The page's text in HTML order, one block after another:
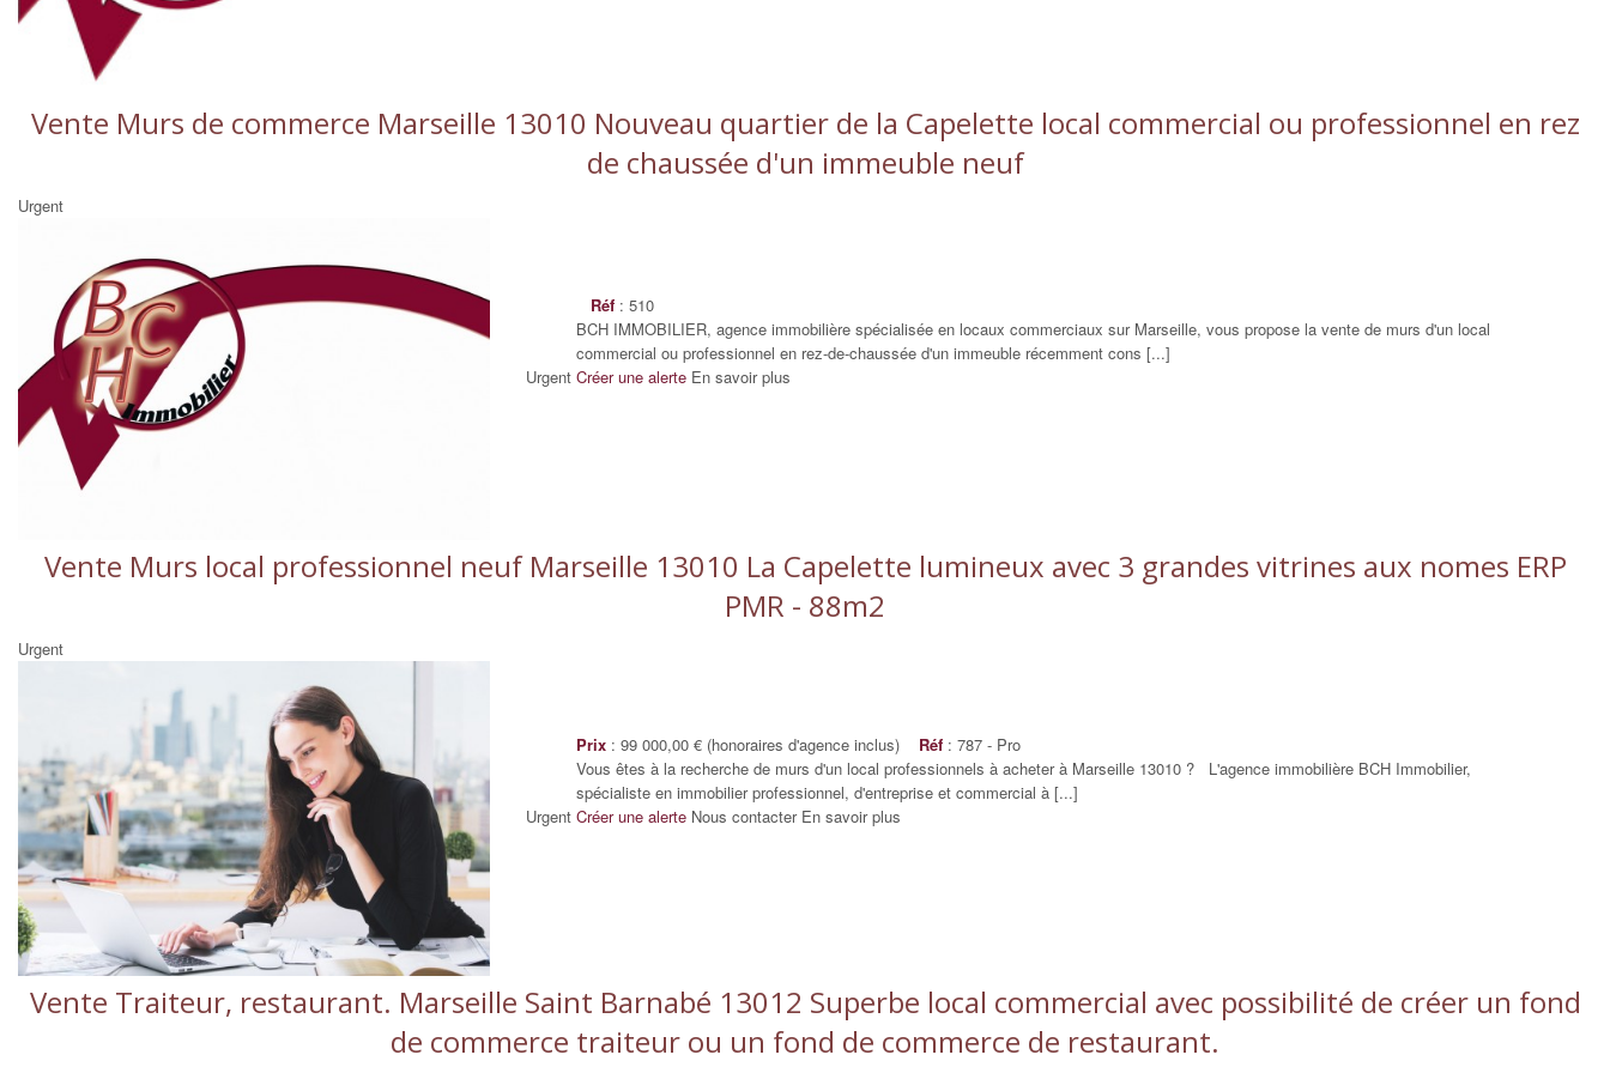
Vente Murs de commerce Marseille 13010 Nouveau quartier de la Capelette local commercial ou professionnel en rez
de chaussée d'un immeuble neuf
Urgent
Urgent
Réf : 510
BCH IMMOBILIER, agence immobilière spécialisée en locaux commerciaux sur Marseille, vous propose la vente de murs d'un local
commercial ou professionnel en rez-de-chaussée d'un immeuble récemment cons [...]
Créer une alerte En savoir plus
Vente Murs local professionnel neuf Marseille 13010 La Capelette lumineux avec 3 grandes vitrines aux nomes ERP
PMR - 88m2
Urgent
Urgent
Prix : 99 000,00 € (honoraires d'agence inclus) Réf : 787 - Pro
Vous êtes à la recherche de murs d'un local professionnels à acheter à Marseille 13010 ? L'agence immobilière BCH Immobilier,
spécialiste en immobilier professionnel, d'entreprise et commercial à [...]
Créer une alerte Nous contacter En savoir plus
Vente Traiteur, restaurant. Marseille Saint Barnabé 13012 Superbe local commercial avec possibilité de créer un fond
de commerce traiteur ou un fond de commerce de restaurant.